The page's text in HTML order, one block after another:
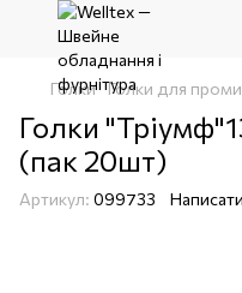
Голки Голки для
Голки
(пак 20шт)
Артикул: 099733